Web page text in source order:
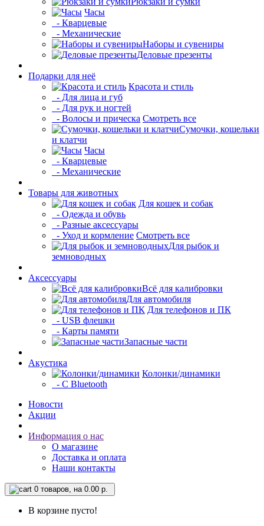
Часы
- Кварцевые
- Механические
Наборы и сувениры
Деловые презенты
Подарки для неё
Красота и стиль
- Для лица и губ
- Для рук и ногтей
- Волосы и прическа Смотреть все
Сумочки, кошельки
и клатчи
Часы
- Кварцевые
- Механические
Товары для животных
Для кошек и собак
- Одежда и обувь
- Разные аксессуары
- Уход и кормление Смотреть все
Для рыбок и
земноводных
Аксессуары
Всё для калибровки
Для автомобиля
Для телефонов и ПК
- USB флешки
- Карты памяти
Запасные части
Акустика
Колонки/динамики
- С Bluetooth
Новости
Акции
Информация о нас
О магазине
Доставка и оплата
Наши контакты
0 товаров, на 0.00 р.
В корзине пусто!